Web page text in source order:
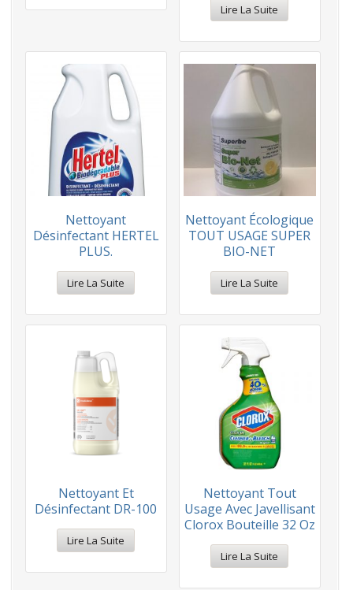
Lire La Suite
Nettoyant
Désinfectant HERTEL
PLUS.
Lire La Suite
Nettoyant Écologique
TOUT USAGE SUPER
BIO-NET
Lire La Suite
Nettoyant Et
Désinfectant DR-100
Lire La Suite
Nettoyant Tout
Usage Avec Javellisant
Clorox Bouteille 32 Oz
Lire La Suite